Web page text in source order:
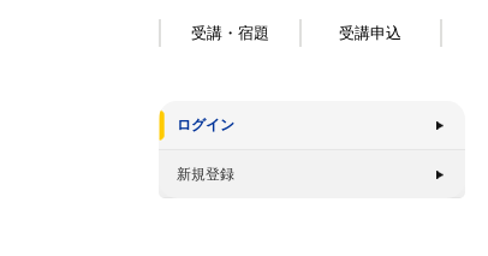
受講・宿題 受講申込
ログイン
新規登録